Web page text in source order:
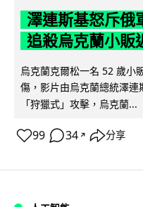
澤連斯基怒斥俄
追殺烏克蘭小販
烏克蘭克爾松一名 52 歲小
傷，影片由烏克蘭總統澤
「狩獵式」攻擊，烏克蘭...
99 34 ↗ 分享